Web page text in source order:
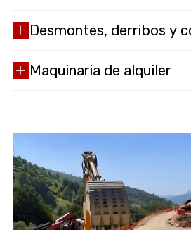
Desmontes, derribos y
Maquinaria de alquiler